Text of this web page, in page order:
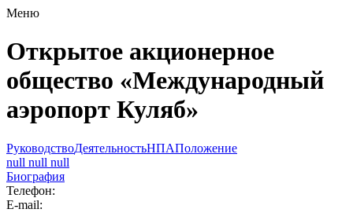
Меню
Открытое акционерное
общество «Международный
аэропорт Куляб»
РуководствоДеятельностьНПАПоложение
null null null
Биография
Телефон:
E-mail: